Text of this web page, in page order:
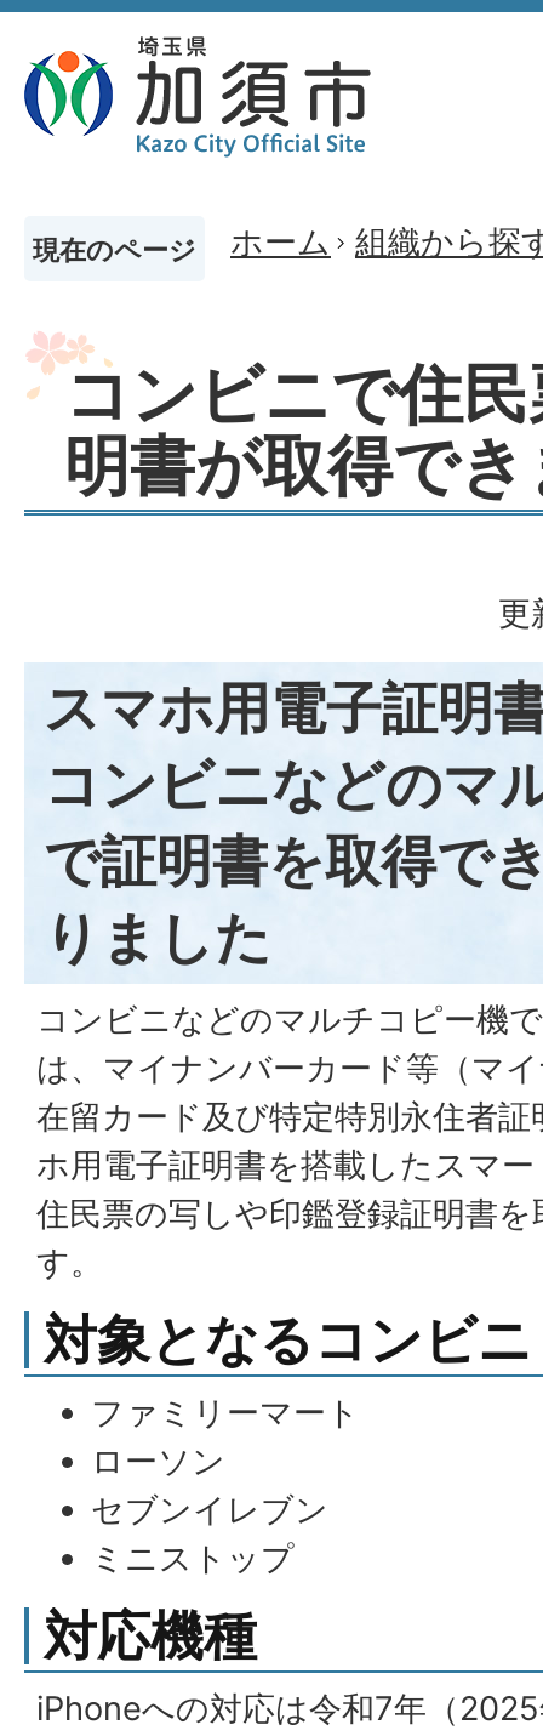
現在のページ ホーム 組織から探
コンビニで住
明書が取得で
更
スマホ用電子証明
コンビニなどのマ
で証明書を取得で
りました
コンビニなどのマルチコピー機
は、マイナンバーカード等（マ
在留カード及び特定特別永住者
ホ用電子証明書を搭載したスマ
住民票の写しや印鑑登録証明書
す。
対象となるコンビニ
ファミリーマート
ローソン
セブンイレブン
ミニストップ
対応機種
iPhoneへの対応は令和7年（